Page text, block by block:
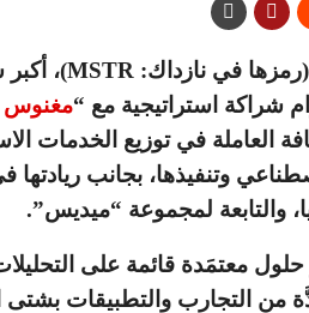
في نازداك: MSTR)،
شراكة استراتيجية مع “مغنوس
العاملة في توزيع الخدمات
وتنفيذها، بجانب ريادتها
والتابعة لمجموعة “ميديس”.
معتمَدة قائمة على
من التجارب والتطبيقات